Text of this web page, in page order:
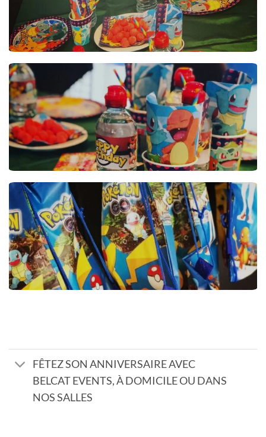
FÊTEZ SON ANNIVERSAIRE AVEC
BELCAT EVENTS, À DOMICILE OU DANS
NOS SALLES